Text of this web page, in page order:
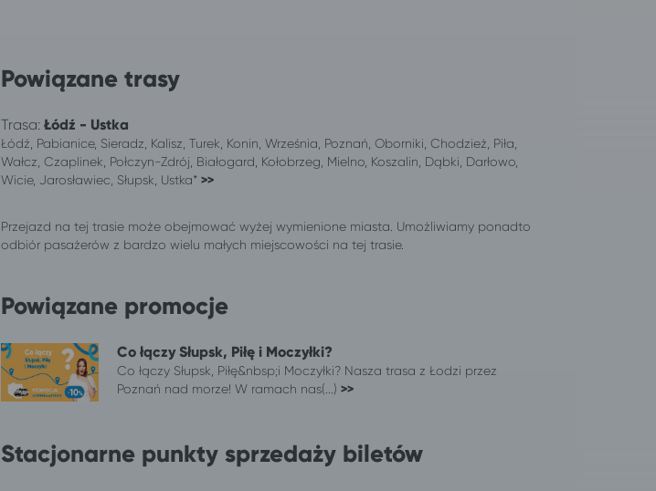
Powiązane trasy
Trasa: Łódź - Ustka
Łódź, Pabianice, Sieradz, Kalisz, Turek, Konin, Września, Poznań, Oborniki, Chodzież, Piła,
Wałcz, Czaplinek, Połczyn-Zdrój, Białogard, Kołobrzeg, Mielno, Koszalin, Dąbki, Darłowo,
Wicie, Jarosławiec, Słupsk, Ustka* >>
Przejazd na tej trasie może obejmować wyżej wymienione miasta. Umożliwiamy ponadto
odbiór pasażerów z bardzo wielu małych miejscowości na tej trasie.
Powiązane promocje
Co łączy Słupsk, Piłę i Moczyłki?
Co łączy Słupsk, Piłę&nbsp;i Moczyłki? Nasza trasa z Łodzi przez
Poznań nad morze! W ramach nas(...) >>
Stacjonarne punkty sprzedaży biletów